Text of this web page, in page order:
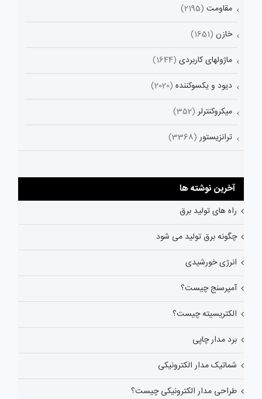
مقاومت (2195)
خازن (1651)
ماژولهای کاربردی (1644)
دیود و یکسوکننده (2020)
میکروکنترلر (352)
ترانزیستور (3368)
آخرین نوشته ها
راه های تولید برق
چگونه برق تولید می شود
انرژی خورشیدی
آمپرسنج چیست؟
الکتریسیته چیست؟
برد مدار چاپی
شماتیک مدار الکترونیکی
طراحی مدار الکترونیکی چیست؟